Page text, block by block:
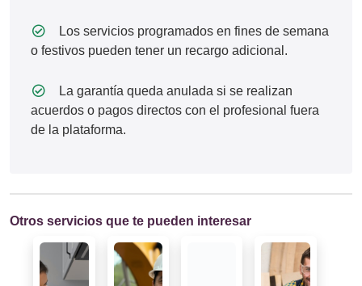
Los servicios programados en fines de semana
o festivos pueden tener un recargo adicional.
La garantía queda anulada si se realizan
acuerdos o pagos directos con el profesional fuera
de la plataforma.
Otros servicios que te pueden interesar